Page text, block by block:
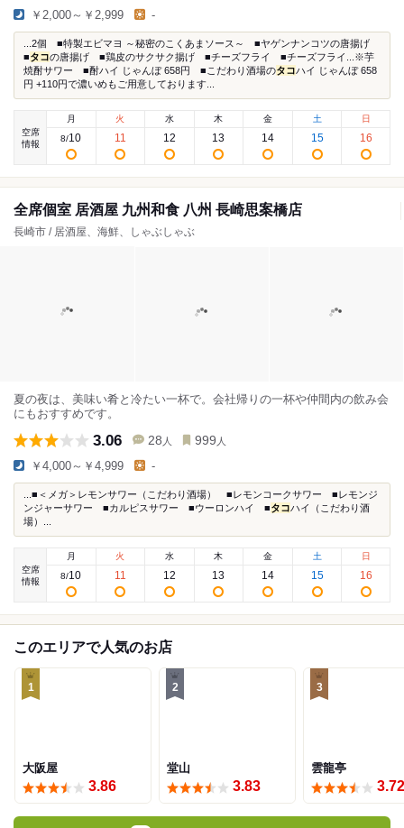
￥2,000～￥2,999 -
...2個 ■特製エビマヨ ～秘密のこくあまソース～ ■ヤゲンナンコツの唐揚げ
■タコの唐揚げ ■鶏皮のサクサク揚げ ■チーズフライ ■チーズフライ...※芋
焼酎サワー ■酎ハイ じゃんぼ 658円 ■こだわり酒場のタコハイ じゃんぼ 658
円 +110円で濃いめもご用意しております...
空席
情報
月
8/10
火
11
水
12
木
13
金
14
土
15
日
16
全席個室 居酒屋 九州和食 八州 長崎思案橋店
長崎市 / 居酒屋、海鮮、しゃぶしゃぶ
夏の夜は、美味い肴と冷たい一杯で。会社帰りの一杯や仲間内の飲み会
にもおすすめです。
3.06 28 人 999 人
￥4,000～￥4,999 -
...■＜メガ＞レモンサワー（こだわり酒場） ■レモンコークサワー ■レモンジ
ンジャーサワー ■カルピスサワー ■ウーロンハイ ■タコハイ（こだわり酒
場）...
空席
情報
月
8/10
火
11
水
12
木
13
金
14
土
15
日
16
このエリアで人気のお店
1
大阪屋
3.86
2
堂山
3.83
3
雲龍亭
3.72